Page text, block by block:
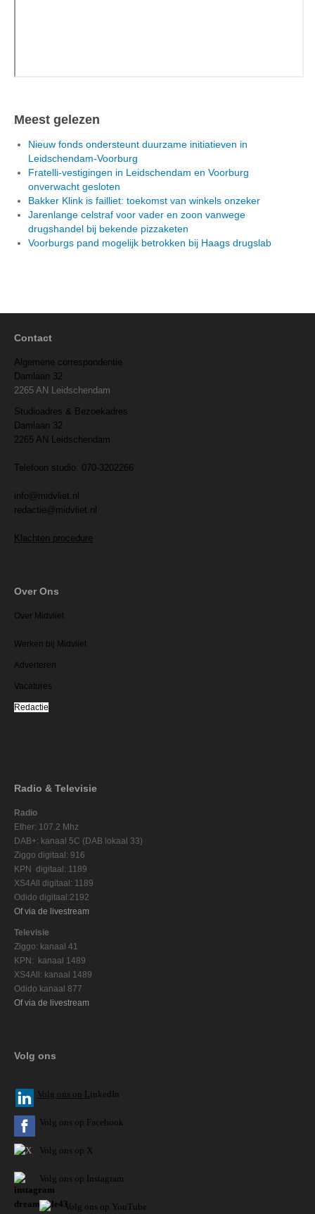
Meest gelezen
Nieuw fonds ondersteunt duurzame initiatieven in
Leidschendam-Voorburg
Fratelli-vestigingen in Leidschendam en Voorburg
onverwacht gesloten
Bakker Klink is failliet: toekomst van winkels onzeker
Jarenlange celstraf voor vader en zoon vanwege
drugshandel bij bekende pizzaketen
Voorburgs pand mogelijk betrokken bij Haags drugslab
Contact
Algemene correspondentie
Damlaan 32
2265 AN Leidschendam
Studioadres & Bezoekadres
Damlaan 32
2265 AN Leidschendam
Telefoon studio: 070-3202266
info@midvliet.nl
redactie@midvliet.nl
Klachten procedure
Over Ons
Over Midvliet
Werken bij Midvliet
Adverteren
Vacatures
Redactie
Radio & Televisie
Radio
Ether: 107.2 Mhz
DAB+: kanaal 5C (DAB lokaal 33)
Ziggo digitaal: 916
KPN digitaal: 1189
XS4All digitaal: 1189
Odido digitaal:2192
Of via de livestream
Televisie
Ziggo: kanaal 41
KPN: kanaal 1489
XS4All: kanaal 1489
Odido kanaal 877
Of via de livestream
Volg ons
Volg ons op L inkedIn
Volg ons op Facebook
Volg ons op X
Volg ons op Instagram
Volg ons op YouTube